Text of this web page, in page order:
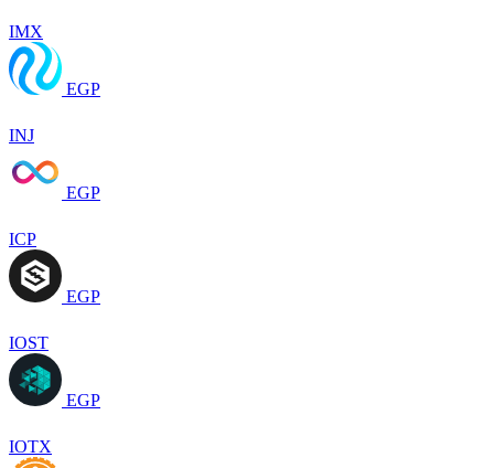
IMX
EGP
INJ
EGP
ICP
EGP
IOST
EGP
IOTX